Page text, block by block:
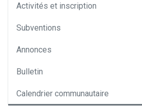
Activités et inscription
Subventions
Annonces
Bulletin
Calendrier communautaire